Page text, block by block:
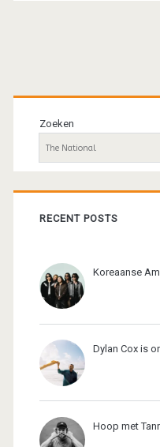
Primaire
sidebar
Zoeken
RECENT POSTS
Koreaanse
Dylan Cox is
Hoop met